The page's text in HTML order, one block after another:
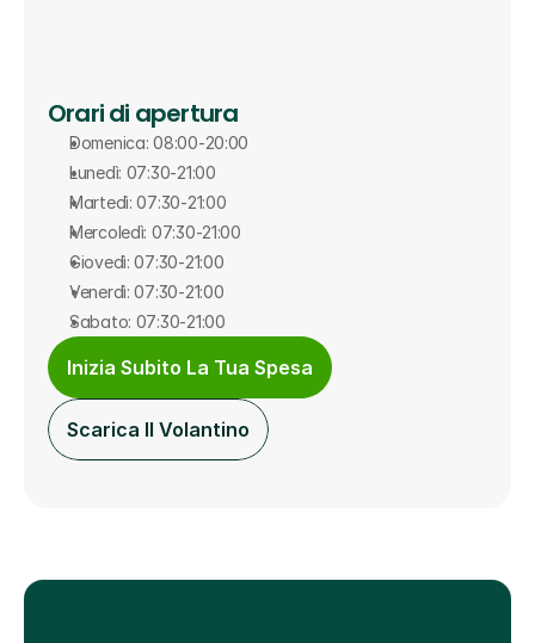
Orari di apertura
Domenica: 08:00-20:00
Lunedì: 07:30-21:00
Martedì: 07:30-21:00
Mercoledì: 07:30-21:00
Giovedì: 07:30-21:00
Venerdì: 07:30-21:00
Sabato: 07:30-21:00
Inizia Subito La Tua Spesa
Scarica Il Volantino